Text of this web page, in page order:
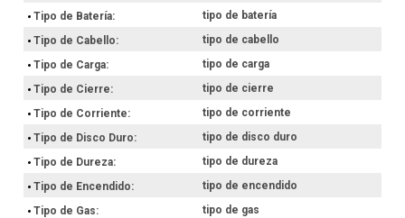
Tipo de Batería
tipo de batería
Tipo de Cabello
tipo de cabello
Tipo de Carga
tipo de carga
Tipo de Cierre
tipo de cierre
Tipo de Corriente
tipo de corriente
Tipo de Disco Duro
tipo de disco duro
Tipo de Dureza
tipo de dureza
Tipo de Encendido
tipo de encendido
Tipo de Gas
tipo de gas